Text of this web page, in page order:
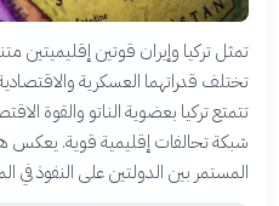
تمثل تركيا وإيران قوتين إقليميتين
تختلف قدراتهما العسكرية
تتمتع تركيا بعضوية الناتو والقوة
شبكة تحالفات إقليمية قوية. يعكس
المستمر بين الدولتين على النفوذ في